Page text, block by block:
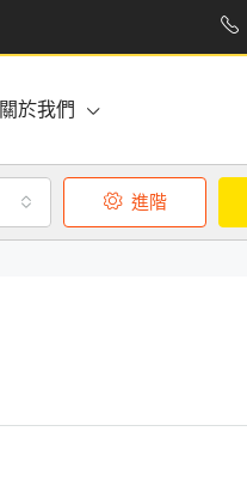
關於我們
進階